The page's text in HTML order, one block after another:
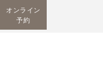
オンライン
予約